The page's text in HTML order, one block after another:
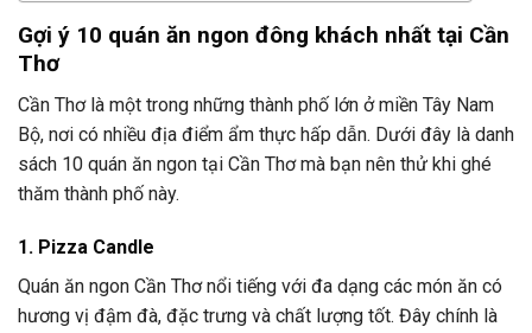
Gợi ý 10 quán ăn ngon đông khách nhất tại Cần
Thơ
Cần Thơ là một trong những thành phố lớn ở miền Tây Nam
Bộ, nơi có nhiều địa điểm ẩm thực hấp dẫn. Dưới đây là danh
sách 10 quán ăn ngon tại Cần Thơ mà bạn nên thử khi ghé
thăm thành phố này.
1. Pizza Candle
Quán ăn ngon Cần Thơ nổi tiếng với đa dạng các món ăn có
hương vị đậm đà, đặc trưng và chất lượng tốt. Đây chính là